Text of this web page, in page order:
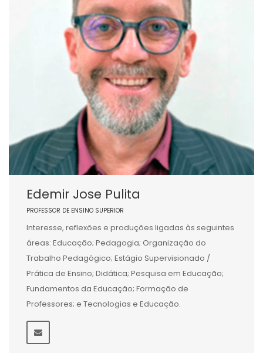
Edemir Jose Pulita
PROFESSOR DE ENSINO SUPERIOR
Interesse, reflexões e produções ligadas às seguintes
áreas: Educação; Pedagogia; Organização do
Trabalho Pedagógico; Estágio Supervisionado /
Prática de Ensino; Didática; Pesquisa em Educação;
Fundamentos da Educação; Formação de
Professores; e Tecnologias e Educação.